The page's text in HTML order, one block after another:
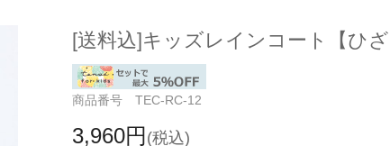
[送料込]キッズレインコート【ひざ
商品番号 TEC-RC-12
3,960円 (税込)